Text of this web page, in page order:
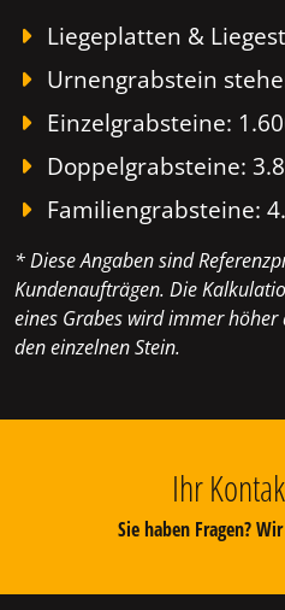
Liegeplatten &
Urnengrabstein
Einzelgrabsteine:
Doppelgrabsteine:
Familiengrabsteine:
* Diese Angaben sind
Kundenaufträgen. Die
eines Grabes wird immer
den einzelnen Stein.
Ihr
Sie haben Fragen?